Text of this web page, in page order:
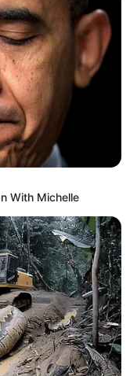
With Michelle